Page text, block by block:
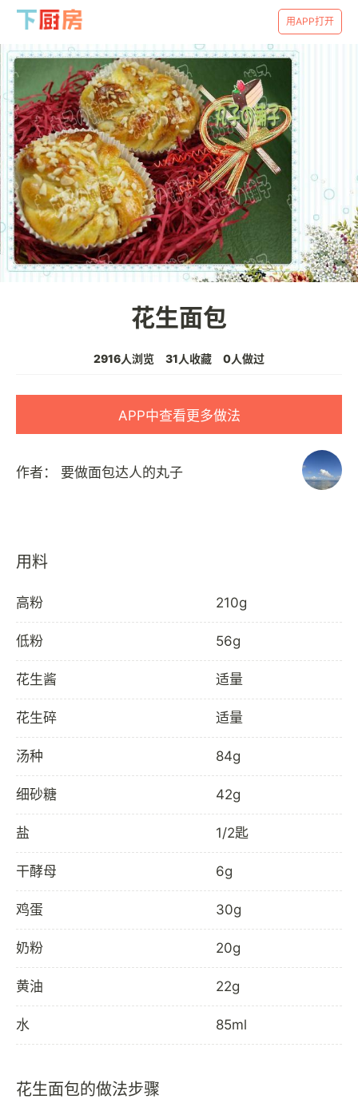
用APP打开
花生面包
2916人浏览 31人收藏 0人做过
APP中查看更多做法
作者： 要做面包达人的丸子
用料
高粉 210g
低粉 56g
花生酱 适量
花生碎 适量
汤种 84g
细砂糖 42g
盐 1/2匙
干酵母 6g
鸡蛋 30g
奶粉 20g
黄油 22g
水 85ml
花生面包的做法步骤